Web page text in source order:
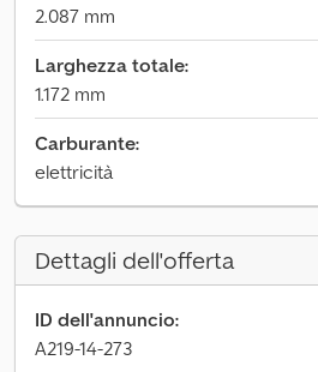
2.087 mm
Larghezza totale:
1.172 mm
Carburante:
elettricità
Dettagli dell'offerta
ID dell'annuncio:
A219-14-273